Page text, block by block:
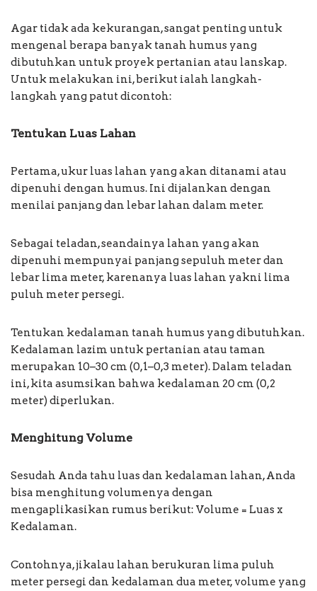
Agar tidak ada kekurangan, sangat penting untuk
mengenal berapa banyak tanah humus yang
dibutuhkan untuk proyek pertanian atau lanskap.
Untuk melakukan ini, berikut ialah langkah-
langkah yang patut dicontoh:
Tentukan Luas Lahan
Pertama, ukur luas lahan yang akan ditanami atau
dipenuhi dengan humus. Ini dijalankan dengan
menilai panjang dan lebar lahan dalam meter.
Sebagai teladan, seandainya lahan yang akan
dipenuhi mempunyai panjang sepuluh meter dan
lebar lima meter, karenanya luas lahan yakni lima
puluh meter persegi.
Tentukan kedalaman tanah humus yang dibutuhkan.
Kedalaman lazim untuk pertanian atau taman
merupakan 10–30 cm (0,1–0,3 meter). Dalam teladan
ini, kita asumsikan bahwa kedalaman 20 cm (0,2
meter) diperlukan.
Menghitung Volume
Sesudah Anda tahu luas dan kedalaman lahan, Anda
bisa menghitung volumenya dengan
mengaplikasikan rumus berikut: Volume = Luas x
Kedalaman.
Contohnya, jikalau lahan berukuran lima puluh
meter persegi dan kedalaman dua meter, volume yang